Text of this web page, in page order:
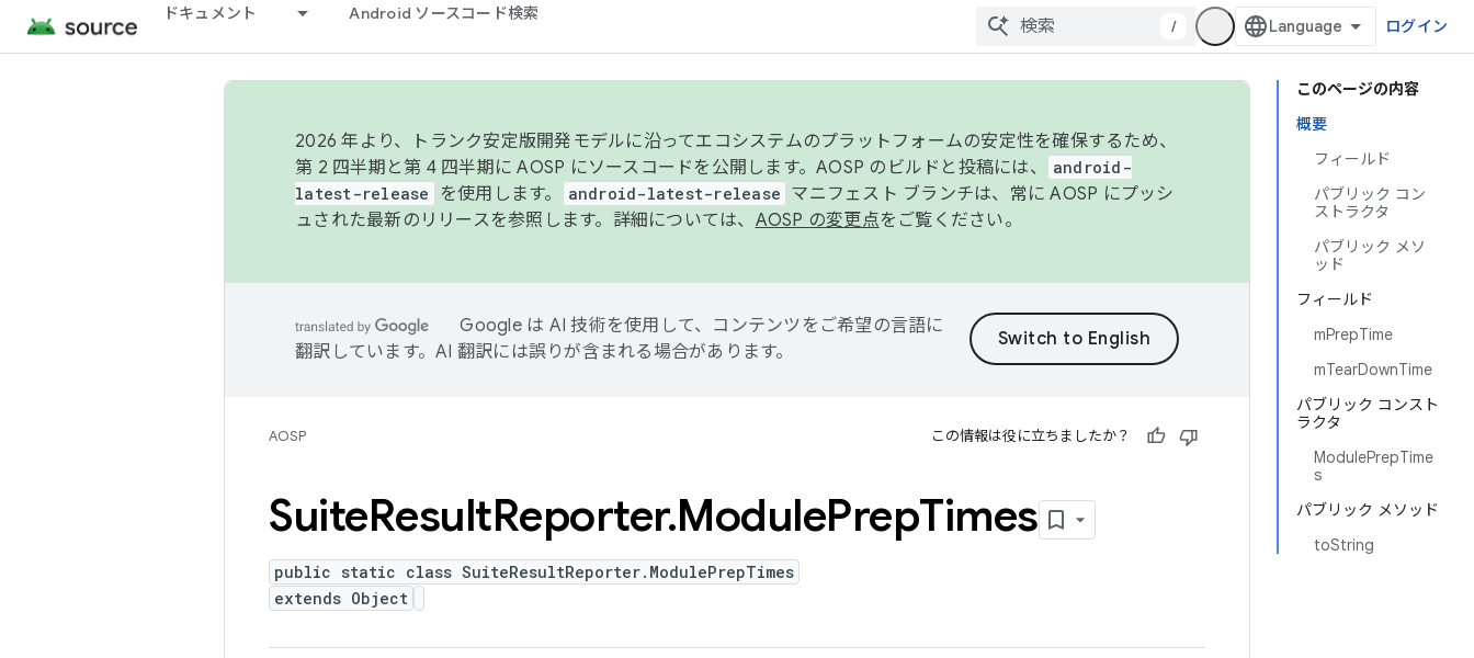
ドキュメント Android ソースコード検索
/ ログイン
このページの内容
概要
フィールド
パブリック コン
ストラクタ
パブリック メソ
ッド
フィールド
mPrepTime
mTearDownTime
パブリック コンスト
ラクタ
ModulePrepTime
s
パブリック メソッド
toString
2026 年より、トランク安定版開発モデルに沿ってエコシステムのプラットフォームの安定性を確保するため、
第 2 四半期と第 4 四半期に AOSP にソースコードを公開します。AOSP のビルドと投稿には、
android-
latest-release
を使用します。 android-latest-release マニフェスト ブランチは、常に AOSP にプッシ
ュされた最新のリリースを参照します。詳細については、 AOSP の変更点をご覧ください。
Google は AI 技術を使用して、コンテンツをご希望の言語に
翻訳しています。AI 翻訳には誤りが含まれる場合があります。
AOSP この情報は役に立ちましたか？
SuiteResultReporter.ModulePrepTimes
public static class SuiteResultReporter.ModulePrepTimes
extends Object